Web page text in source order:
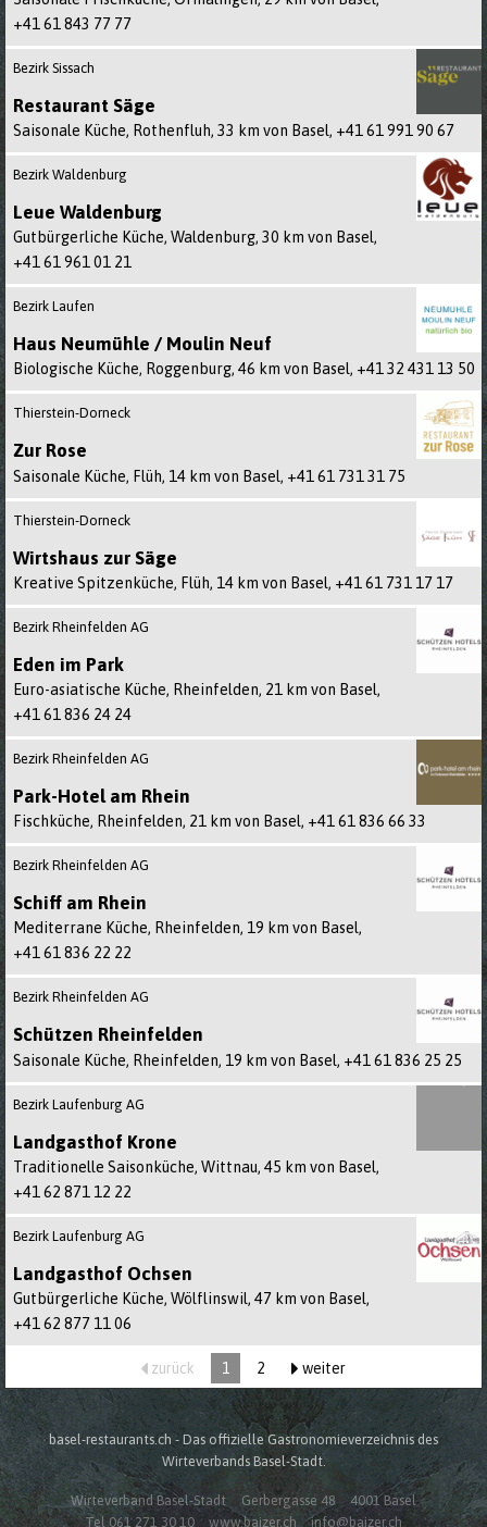
+41 61 843 77 77
Bezirk Sissach
Restaurant Säge
Saisonale Küche, Rothenfluh, 33 km von Basel, +41 61 991 90 67
Bezirk Waldenburg
Leue Waldenburg
Gutbürgerliche Küche, Waldenburg, 30 km von Basel,
+41 61 961 01 21
Bezirk Laufen
Haus Neumühle / Moulin Neuf
Biologische Küche, Roggenburg, 46 km von Basel, +41 32 431 13 50
Thierstein-Dorneck
Zur Rose
Saisonale Küche, Flüh, 14 km von Basel, +41 61 731 31 75
Thierstein-Dorneck
Wirtshaus zur Säge
Kreative Spitzenküche, Flüh, 14 km von Basel, +41 61 731 17 17
Bezirk Rheinfelden AG
Eden im Park
Euro-asiatische Küche, Rheinfelden, 21 km von Basel,
+41 61 836 24 24
Bezirk Rheinfelden AG
Park-Hotel am Rhein
Fischküche, Rheinfelden, 21 km von Basel, +41 61 836 66 33
Bezirk Rheinfelden AG
Schiff am Rhein
Mediterrane Küche, Rheinfelden, 19 km von Basel,
+41 61 836 22 22
Bezirk Rheinfelden AG
Schützen Rheinfelden
Saisonale Küche, Rheinfelden, 19 km von Basel, +41 61 836 25 25
Bezirk Laufenburg AG
Landgasthof Krone
Traditionelle Saisonküche, Wittnau, 45 km von Basel,
+41 62 871 12 22
Bezirk Laufenburg AG
Landgasthof Ochsen
Gutbürgerliche Küche, Wölflinswil, 47 km von Basel,
+41 62 877 11 06
zurück Sie sind auf Seite
1 2 weiter
basel-restaurants.ch - Das offizielle Gastronomieverzeichnis des
Wirteverbands Basel-Stadt.
Wirteverband Basel-Stadt Gerbergasse 48
4001 Basel
Tel 061 271 30 10
www.baizer.ch info@baizer.ch